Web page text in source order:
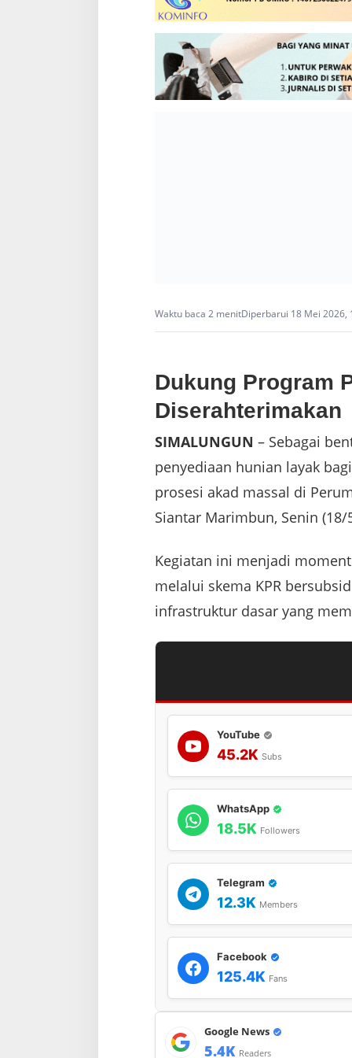
Waktu baca 2 menitDiperbarui 18 Mei 2026,
Dukung Program
Diserahterimakan
SIMALUNGUN – Sebagai
penyediaan hunian layak
prosesi akad massal di
Siantar Marimbun, Senin (18/
Kegiatan ini menjadi
melalui skema KPR
infrastruktur dasar yang
YouTube
45.2K Subs
WhatsApp
18.5K Followers
Telegram
12.3K Members
Facebook
125.4K Fans
Google News
5.4K Readers